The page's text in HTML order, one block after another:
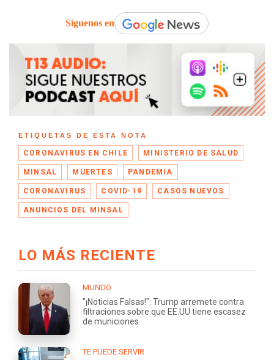
Síguenos en
ETIQUETAS DE ESTA NOTA
CORONAVIRUS EN CHILE MINISTERIO DE SALUD
MINSAL MUERTES PANDEMIA
CORONAVIRUS COVID-19 CASOS NUEVOS
ANUNCIOS DEL MINSAL
LO MÁS RECIENTE
MUNDO
"¡Noticias Falsas!": Trump arremete contra
filtraciones sobre que EE.UU tiene escasez
de municiones
TE PUEDE SERVIR